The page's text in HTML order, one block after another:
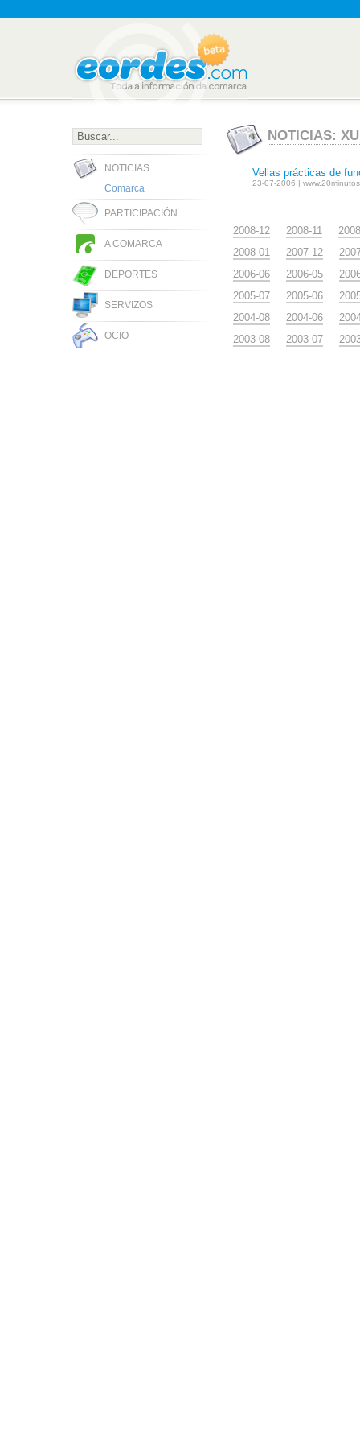
NOTICIAS
Comarca
PARTICIPACIÓN
A COMARCA
DEPORTES
SERVIZOS
OCIO
NOTICIAS:
Vellas prácticas de
23-07-2006 |
2008-12 2008-11
2008-01
2007-12
2006-06
2006-05
2005-07
2005-06
2004-08
2004-06
2003-08
2003-07